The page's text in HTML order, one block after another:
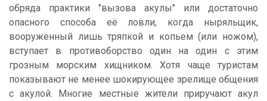
обряда практики "вызова акулы" или достаточно
опасного способа её ловли, когда ныряльщик,
вооруженный лишь тряпкой и копьем (или ножом),
вступает в противоборство один на один с этим
грозным морским хищником. Хотя чаще туристам
показывают не менее шокирующее зрелище общения
с акулой. Многие местные жители приручают акул